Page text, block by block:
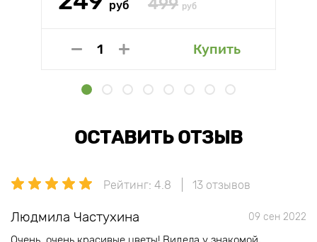
руб руб
Купить
ОСТАВИТЬ ОТЗЫВ
Рейтинг: 4.8 13 отзывов
Людмила Частухина 09 сен 2022